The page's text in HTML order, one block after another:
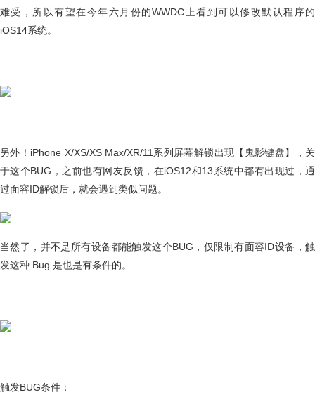
难受，所以有望在今年六月份的WWDC上看到可以修改默认程序的
iOS14系统。
另外！iPhone X/XS/XS Max/XR/11系列屏幕解锁出现【鬼影键盘】，关
于这个BUG，之前也有网友反馈，在iOS12和13系统中都有出现过，通
过面容ID解锁后，就会遇到类似问题。
当然了，并不是所有设备都能触发这个BUG，仅限制有面容ID设备，触
发这种 Bug 是也是有条件的。
触发BUG条件：